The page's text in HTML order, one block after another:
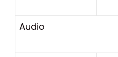
Audio